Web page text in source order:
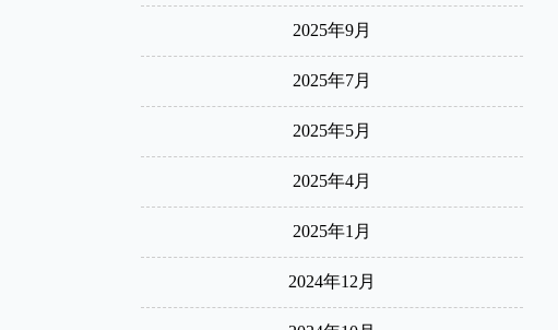
2025年9月
2025年7月
2025年5月
2025年4月
2025年1月
2024年12月